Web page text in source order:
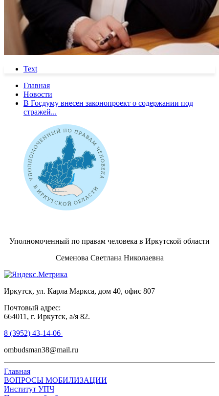
Text
Главная
Новости
В Госдуму внесен законопроект о содержании под
стражей...
Уполномоченный по правам человека в Иркутской области
Семенова Светлана Николаевна
Иркутск, ул. Карла Маркса, дом 40, офис 807
Почтовый адрес:
664011, г. Иркутск, а/я 82.
8 (3952) 43-14-06
ombudsman38@mail.ru
Главная
ВОПРОСЫ МОБИЛИЗАЦИИ
Институт УПЧ